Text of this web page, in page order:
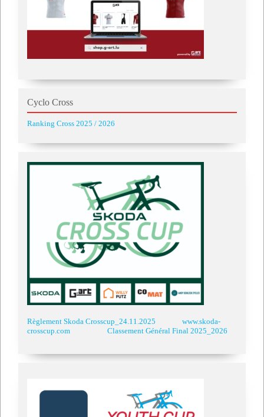
Cyclo Cross
Ranking Cross 2025 / 2026
Règlement Skoda Crosscup_24.11.2025
www.skoda-
crosscup.com
Classement Général Final 2025_2026